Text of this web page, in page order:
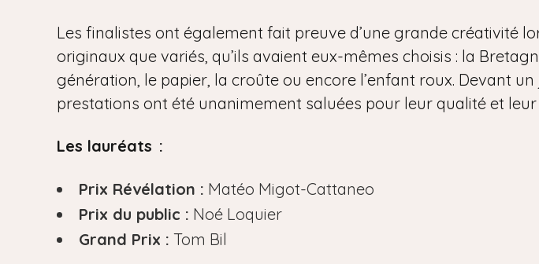
Les finalistes ont également fait preuve d’une grande créativité
originaux que variés, qu’ils avaient eux-mêmes choisis : la
génération, le papier, la croûte ou encore l’enfant roux. Devant
prestations ont été unanimement saluées pour leur qualité et leur
Les lauréats :
Prix Révélation : Matéo Migot-Cattaneo
Prix du public : Noé Loquier
Grand Prix : Tom Bil